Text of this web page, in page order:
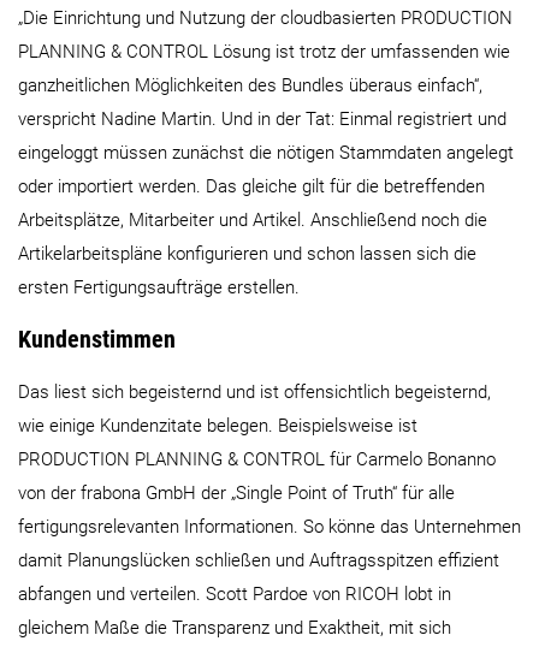
„Die Einrichtung und Nutzung der cloudbasierten PRODUCTION
PLANNING & CONTROL Lösung ist trotz der umfassenden wie
ganzheitlichen Möglichkeiten des Bundles überaus einfach“,
verspricht Nadine Martin. Und in der Tat: Einmal registriert und
eingeloggt müssen zunächst die nötigen Stammdaten angelegt
oder importiert werden. Das gleiche gilt für die betreffenden
Arbeitsplätze, Mitarbeiter und Artikel. Anschließend noch die
Artikelarbeitspläne konfigurieren und schon lassen sich die
ersten Fertigungsaufträge erstellen.
Kundenstimmen
Das liest sich begeisternd und ist offensichtlich begeisternd,
wie einige Kundenzitate belegen. Beispielsweise ist
PRODUCTION PLANNING & CONTROL für Carmelo Bonanno
von der frabona GmbH der „Single Point of Truth“ für alle
fertigungsrelevanten Informationen. So könne das Unternehmen
damit Planungslücken schließen und Auftragsspitzen effizient
abfangen und verteilen. Scott Pardoe von RICOH lobt in
gleichem Maße die Transparenz und Exaktheit, mit sich